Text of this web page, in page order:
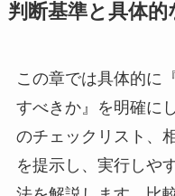
判断基準と具体的
この章では具体的に
すべきか』を明確に
のチェックリスト、
を提示し、実行しや